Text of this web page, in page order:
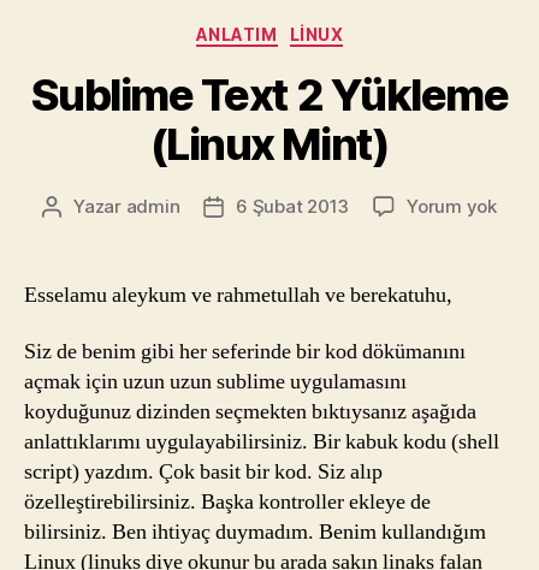
Kategoriler
ANLATIM LINUX
Sublime Text 2 Yükleme
(Linux Mint)
Yazının
Yazar admin
Yazı6 Şubat 2013 Yorum yok
Esselamu aleykum ve rahmetullah ve berekatuhu,
Siz de benim gibi her seferinde bir kod dökümanını
açmak için uzun uzun sublime uygulamasını
koyduğunuz dizinden seçmekten bıktıysanız aşağıda
anlattıklarımı uygulayabilirsiniz. Bir kabuk kodu (shell
script) yazdım. Çok basit bir kod. Siz alıp
özelleştirebilirsiniz. Başka kontroller ekleye de
bilirsiniz. Ben ihtiyaç duymadım. Benim kullandığım
Linux (linuks diye okunur bu arada sakın linaks falan